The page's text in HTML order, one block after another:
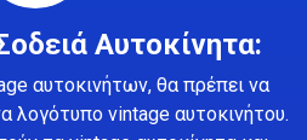
Αυτοκίνητα:
αυτοκινήτων, θα πρέπει να
λογότυπο vintage αυτοκινήτου.